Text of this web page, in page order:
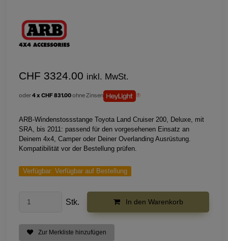
CHF 3324.00 inkl. MwSt.
oder4 x CHF 831.00ohne Zinsen
ARB-Windenstossstange Toyota Land Cruiser 200, Deluxe, mit
SRA, bis 2011: passend für den vorgesehenen Einsatz an
Deinem 4x4, Camper oder Deiner Overlanding Ausrüstung.
Kompatibilität vor der Bestellung prüfen.
Verfügbar: Verfügbar auf Bestellung
Stk. In den Warenkorb
Zur Merkliste hinzufügen